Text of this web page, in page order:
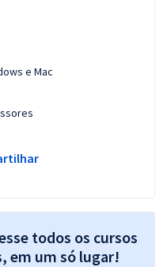
e Mac
todos os cursos
em um só lugar!